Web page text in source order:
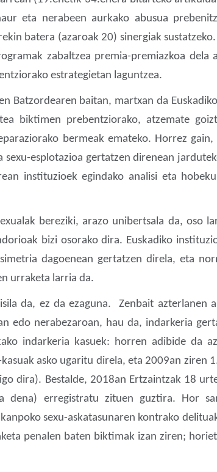
eta nerabeen aurkako abusua
batera (azaroak 20) sinergiak
zabaltzea premia-premiazkoa
estrategietan laguntzea.
Batzordearen baitan, martxan da
biktimen prebentziorako, atzemate
bermeak emateko. Horrez
esplotazioa gertatzen direnean
instituzioek egindako analisi eta
bereziki, arazo unibertsala da, oso
bizi osorako dira. Euskadiko
dagoenean gertatzen direla, eta
urraketa larria da.
da, ez da ezaguna. Zenbait azterlanen
edo nerabezaroan, hau da, indarkeria
indarkeria kasuek: horren adibide da
asko ugaritu direla, eta 2009an ziren
dira). Bestalde, 2018an Ertzaintzak 18
dena) erregistratu zituen guztira. Hor
sexu-askatasunaren kontrako
penalen baten biktimak izan ziren;